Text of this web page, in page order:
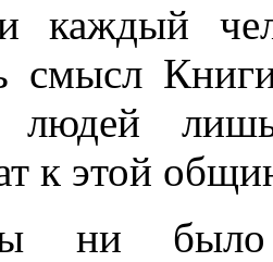
каждый
смысл
людей
к этой
ни было